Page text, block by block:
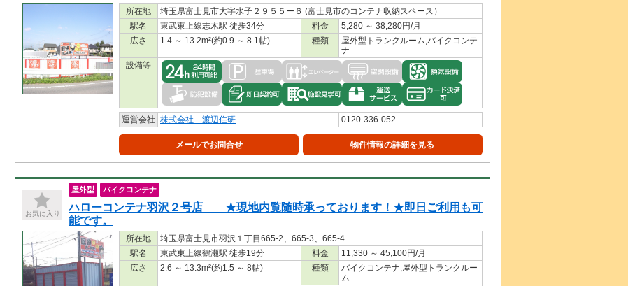
所在地
埼玉県富士見市大字水子２９５５ー６ (富士見市のコンテナ収納スペース）
駅名
東武東上線志木駅 徒歩34分 料金
5,280 ～ 38,280円/月
広さ
1.4 ～ 13.2m²(約0.9 ～ 8.1帖) 種類
屋外型トランクルーム,バイクコンテ
ナ
設備等
運営会社 株式会社 渡辺住研 0120-336-052
メールでお問合せ 物件情報の詳細を見る
お気に入り
屋外型 バイクコンテナ
ハローコンテナ羽沢２号店 ★現地内覧随時承っております！★即日ご利用も可
能です。
所在地
埼玉県富士見市羽沢１丁目665-2、665-3、665-4
駅名
東武東上線鶴瀬駅 徒歩19分 料金
11,330 ～ 45,100円/月
広さ
2.6 ～ 13.3m²(約1.5 ～ 8帖) 種類
バイクコンテナ,屋外型トランクルー
ム